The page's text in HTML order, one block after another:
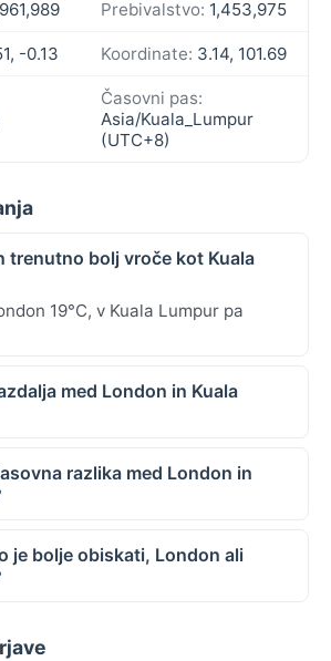
Prebivalstvo: 1,453,975
-0.13 Koordinate: 3.14, 101.69
Časovni pas:
Asia/Kuala_Lumpur
(UTC+8)
trenutno bolj vroče kot Kuala
19°C, v Kuala Lumpur pa
med London in Kuala
razlika med London in
je bolje obiskati, London ali